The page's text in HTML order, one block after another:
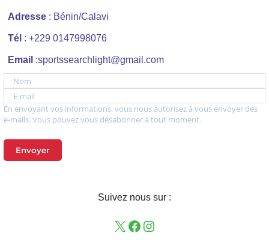
Adresse : Bénin/Calavi
Tél : +229 0147998076
Email :sportssearchlight@gmail.com
Nom
E-mail
En envoyant vos informations, vous nous autorisez à vous envoyer des
e-mails. Vous pouvez vous désabonner à tout moment.
Envoyer
Suivez nous sur :